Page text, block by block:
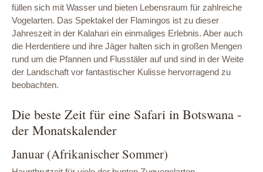
füllen sich mit Wasser und bieten Lebensraum für zahlreiche
Vogelarten. Das Spektakel der Flamingos ist zu dieser
Jahreszeit in der Kalahari ein einmaliges Erlebnis. Aber auch
die Herdentiere und ihre Jäger halten sich in großen Mengen
rund um die Pfannen und Flusstäler auf und sind in der Weite
der Landschaft vor fantastischer Kulisse hervorragend zu
beobachten.
Die beste Zeit für eine Safari in Botswana -
der Monatskalender
Januar (Afrikanischer Sommer)